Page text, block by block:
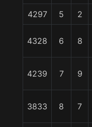
4297 5 2
4328 6 8
4239 7 9
3833 8 7